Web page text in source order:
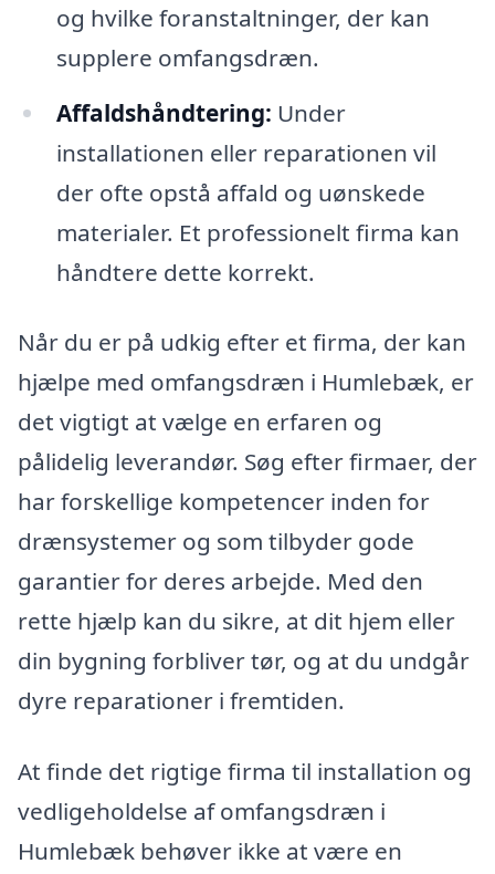
og hvilke foranstaltninger, der kan
supplere omfangsdræn.
Affaldshåndtering: Under
installationen eller reparationen vil
der ofte opstå affald og uønskede
materialer. Et professionelt firma kan
håndtere dette korrekt.
Når du er på udkig efter et firma, der kan
hjælpe med omfangsdræn i Humlebæk, er
det vigtigt at vælge en erfaren og
pålidelig leverandør. Søg efter firmaer, der
har forskellige kompetencer inden for
drænsystemer og som tilbyder gode
garantier for deres arbejde. Med den
rette hjælp kan du sikre, at dit hjem eller
din bygning forbliver tør, og at du undgår
dyre reparationer i fremtiden.
At finde det rigtige firma til installation og
vedligeholdelse af omfangsdræn i
Humlebæk behøver ikke at være en